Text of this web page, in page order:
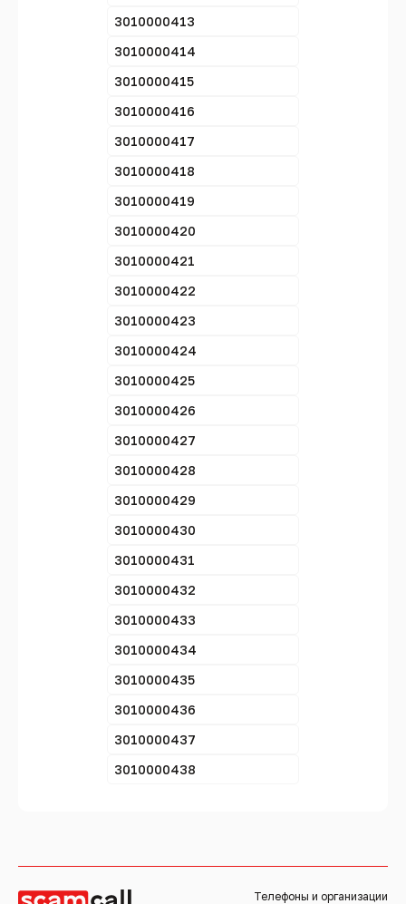
3010000413
3010000414
3010000415
3010000416
3010000417
3010000418
3010000419
3010000420
3010000421
3010000422
3010000423
3010000424
3010000425
3010000426
3010000427
3010000428
3010000429
3010000430
3010000431
3010000432
3010000433
3010000434
3010000435
3010000436
3010000437
3010000438
Телефоны и организации